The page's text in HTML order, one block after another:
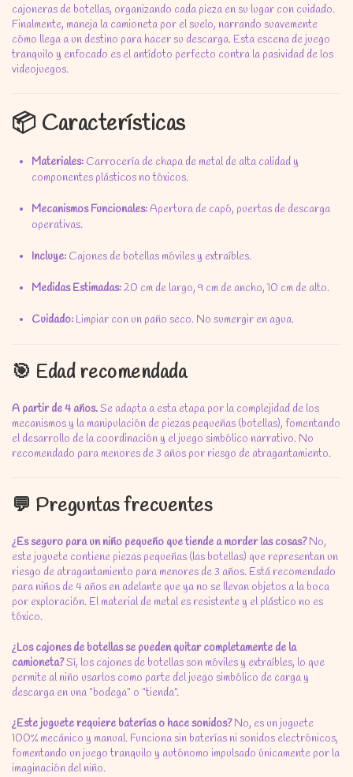
cajoneras de botellas, organizando cada pieza en su lugar con cuidado.
Finalmente, maneja la camioneta por el suelo, narrando suavemente
cómo llega a un destino para hacer su descarga. Esta escena de juego
tranquilo y enfocado es el antídoto perfecto contra la pasividad de los
videojuegos.
📦 Características
Materiales: Carrocería de chapa de metal de alta calidad y
componentes plásticos no tóxicos.
Mecanismos Funcionales:Apertura de capó, puertas de descarga
operativas.
Incluye: Cajones de botellas móviles y extraíbles.
Medidas Estimadas:20 cm de largo, 9 cm de ancho, 10 cm de alto.
Cuidado: Limpiar con un paño seco. No sumergir en agua.
🎯 Edad recomendada
A partir de 4 años.Se adapta a esta etapa por la complejidad de los
mecanismos y la manipulación de piezas pequeñas (botellas), fomentando
el desarrollo de la coordinación y el juego simbólico narrativo. No
recomendado para menores de 3 años por riesgo de atragantamiento.
💬 Preguntas frecuentes
¿Es seguro para un niño pequeño que tiende a morder las cosas?No,
este juguete contiene piezas pequeñas (las botellas) que representan un
riesgo de atragantamiento para menores de 3 años. Está recomendado
para niños de 4 años en adelante que ya no se llevan objetos a la boca
por exploración. El material de metal es resistente y el plástico no es
tóxico.
¿Los cajones de botellas se pueden quitar completamente de la
camioneta?Sí, los cajones de botellas son móviles y extraíbles, lo que
permite al niño usarlos como parte del juego simbólico de carga y
descarga en una "bodega" o "tienda".
¿Este juguete requiere baterías o hace sonidos?No, es un juguete
100% mecánico y manual. Funciona sin baterías ni sonidos electrónicos,
fomentando un juego tranquilo y autónomo impulsado únicamente por la
imaginación del niño.